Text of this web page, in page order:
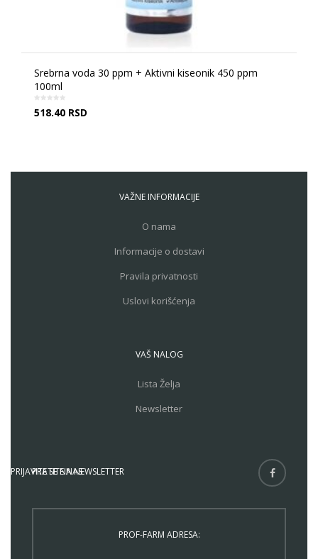
Srebrna voda 30 ppm + Aktivni kiseonik 450 ppm
100ml
518.40 RSD
VAŽNE INFORMACIJE
O nama
Informacije o dostavi
Pravila privatnosti
Uslovi korišćenja
VAŠ NALOG
Lista Želja
Newsletter
PRATITE NAS
PRIJAVITE SE NA NEWSLETTER
PROF-FARM ADRESA: